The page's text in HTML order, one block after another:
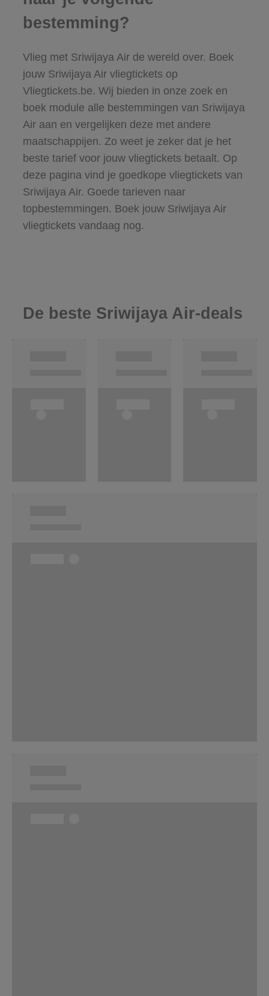
bestemming?
Vlieg met Sriwijaya Air de wereld over. Boek
jouw Sriwijaya Air vliegtickets op
Vliegtickets.be. Wij bieden in onze zoek en
boek module alle bestemmingen van Sriwijaya
Air aan en vergelijken deze met andere
maatschappijen. Zo weet je zeker dat je het
beste tarief voor jouw vliegtickets betaalt. Op
deze pagina vind je goedkope vliegtickets van
Sriwijaya Air. Goede tarieven naar
topbestemmingen. Boek jouw Sriwijaya Air
vliegtickets vandaag nog.
De beste Sriwijaya Air-deals